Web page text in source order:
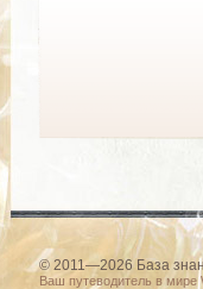
© 2011—2026 База
Ваш путеводитель в мире